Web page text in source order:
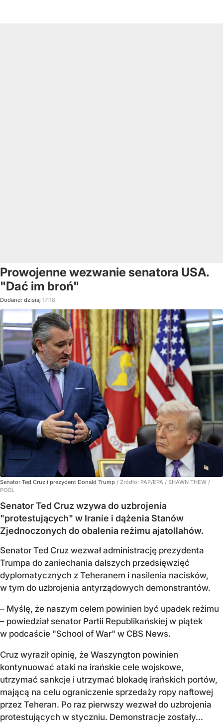
Prowojenne wezwanie senatora USA.
"Dać im broń"
Dodano: dzisiaj 17:18
Senator Ted Cruz i prezydent Donald Trump / Źródło: PAP/EPA / SHAWN THEW /
POOL
Senator Ted Cruz wzywa do uzbrojenia
"protestujących" w Iranie i dążenia Stanów
Zjednoczonych do obalenia reżimu ajatollahów.
Senator Ted Cruz wezwał administrację prezydenta
Trumpa do zaniechania dalszych przedsięwzięć
dyplomatycznych z Teheranem i nasilenia nacisków,
w tym do uzbrojenia antyrządowych demonstrantów.
– Myślę, że naszym celem powinien być upadek reżimu
– powiedział senator Partii Republikańskiej w piątek
w podcaście "School of War" w CBS News.
Cruz wyraził opinię, że Waszyngton powinien
kontynuować ataki na irańskie cele wojskowe,
utrzymać sankcje i utrzymać blokadę irańskich portów,
mającą na celu ograniczenie sprzedaży ropy naftowej
przez Teheran. Po raz pierwszy wezwał do uzbrojenia
protestujących w styczniu. Demonstracje zostały...